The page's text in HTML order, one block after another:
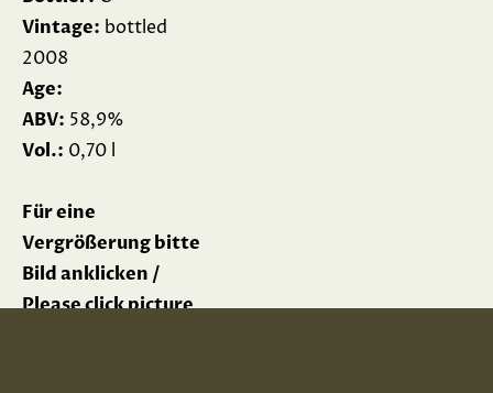
Vintage: bottled
2008
Age:
ABV: 58,9%
Vol.: 0,70 l
Für eine
Vergrößerung bitte
Bild anklicken /
Please click picture